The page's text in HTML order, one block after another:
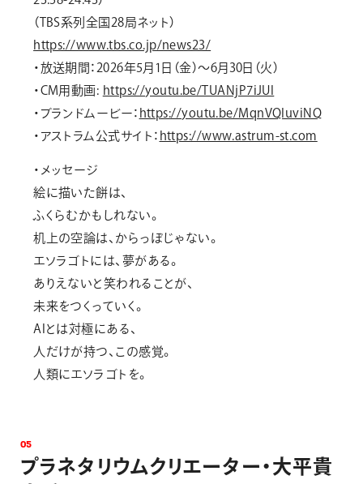
（TBS系列全国28局ネット）
https://www.tbs.co.jp/news23/
・放送期間：2026年5月1日（金）～6月30日（火）
・CM用動画: https://youtu.be/TUANjP7iJUI
・ブランドムービー： https://youtu.be/MqnVQIuviNQ
・アストラム公式サイト： https://www.astrum-st.com
・メッセージ
絵に描いた餅は、
ふくらむかもしれない。
机上の空論は、からっぽじゃない。
エソラゴトには、夢がある。
ありえないと笑われることが、
未来をつくっていく。
AIとは対極にある、
人だけが持つ、この感覚。
人類にエソラゴトを。
05
プラネタ リ ウムク リエータ ー ・ 大平貴